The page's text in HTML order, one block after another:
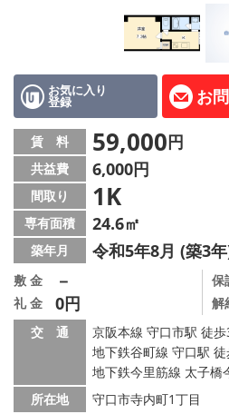
店舗情報·アクセス
会社概要
メールでお問い合わせ
お気に入り
登録 お
賃 料 59,000円
共益費 6,000円
間取り 1K
専有面積 24.6㎡
築年月 令和5年8月 (築3
敷 金 －
礼 金 0円
保
解
交 通
京阪本線 守口市駅 徒
地下鉄谷町線 守口駅
地下鉄今里筋線 太子橋
所在地
守口市寺内町1丁目